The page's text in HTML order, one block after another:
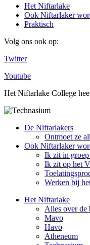
Het Niftarlake
Ook Niftarlaker
Praktisch
Volg ons ook op:
Twitter
Youtube
Het Niftarlake College
De Niftarlakers
Ontmoet ze
Ook Niftarlaker
Ik zit in
Ik zit op het
Werken bij
Het Niftarlake
Alles over de
Mavo
Havo
Atheneum